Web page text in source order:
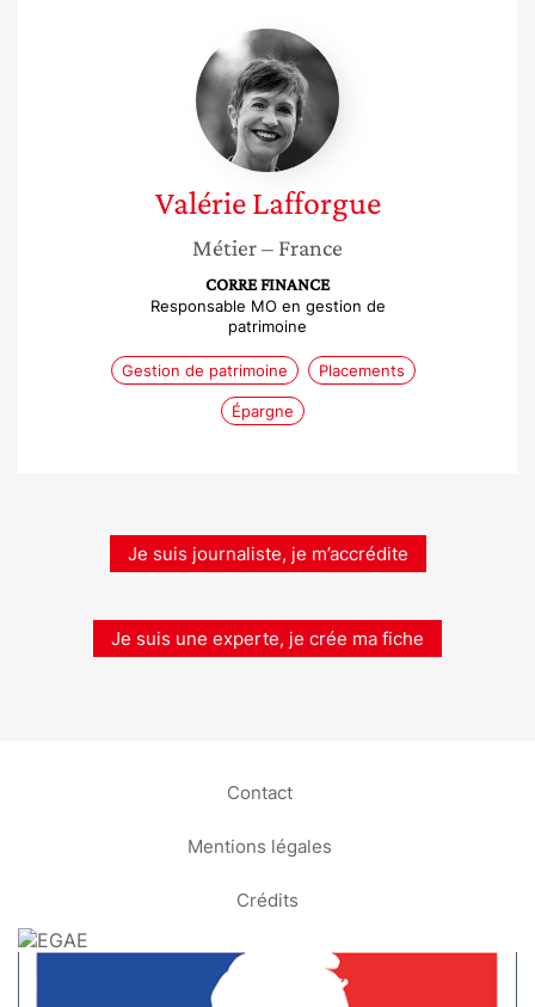
Valérie
Lafforgue
Valérie Lafforgue
Métier– France
CORRE FINANCE
Responsable MO en gestion de
patrimoine
Gestion de patrimoine Placements
Épargne
Je suis journaliste, je m’accrédite
Je suis une experte, je crée ma fiche
Contact
Mentions légales
Crédits